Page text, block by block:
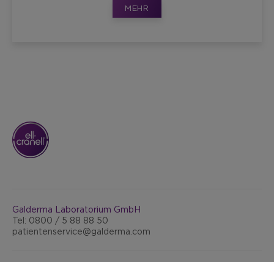
MEHR
Galderma Laboratorium GmbH
Tel: 0800 / 5 88 88 50
patientenservice@galderma.com